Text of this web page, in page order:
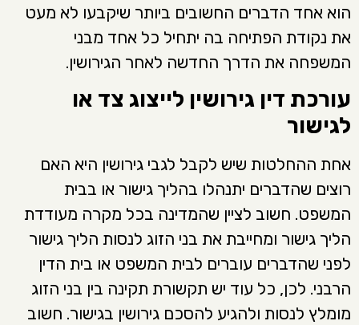
הוא אחד הדברים החשובים ביותר שיקבעו לא מעט
את נקודת הפתיחה בה יתחיל כל אחד מבני
המשפחה את הדרך החדשה לאחר הגירושין.
עורכת דין גירושין לייצוג צד או
לגישור
אחת ההחלטות שיש לקבל לגבי גירושין היא האם
רוצים שהדברים יתנהלו בהליך גישור או בבית
המשפט. חשוב לציין שהמדינה בכל מקרה מעודדת
הליך גישור ומחייבת את בני הזוג לנסות הליך גישור
לפני שהדברים עוברים לבית המשפט או בית הדין
הרבני. לכן, כל עוד יש תקשורת תקינה בין בני הזוג
מומלץ לנסות ולהגיע להסכם גירושין בגישור. חשוב